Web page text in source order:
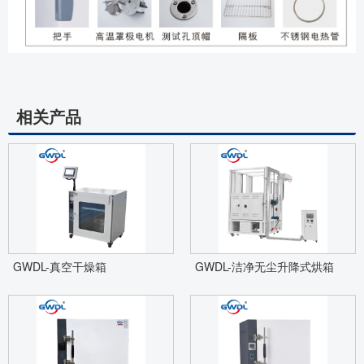
相关产品
GWDL-真空干燥箱 GWDL-洁净无尘升降式烘箱